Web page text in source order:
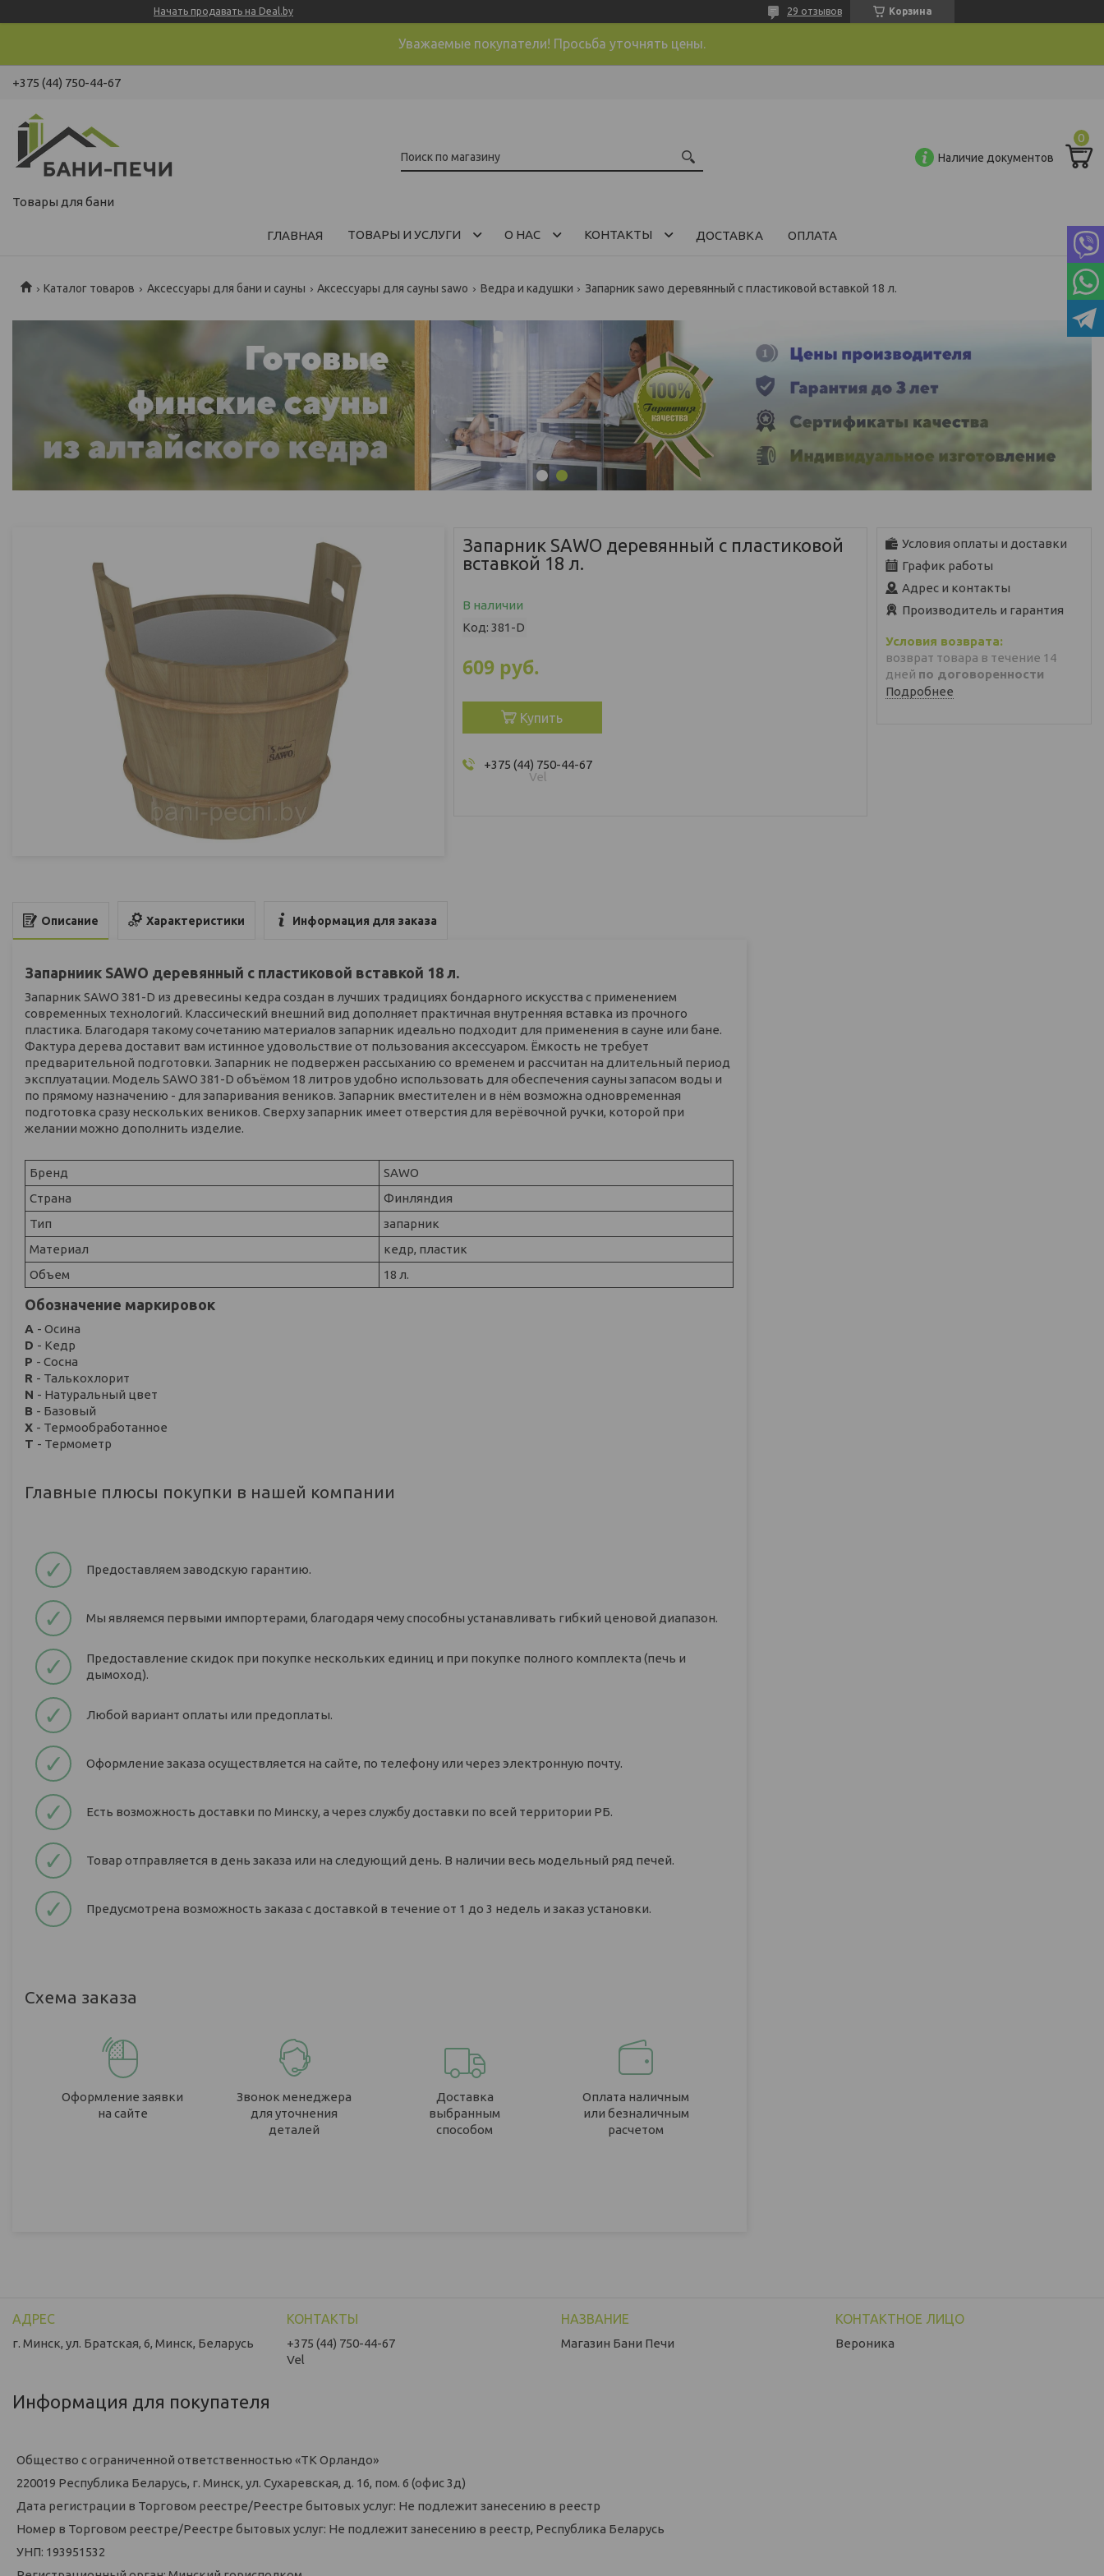
Начать продавать на Deal.by Корзина
29 отзывов
Уважаемые покупатели! Просьба уточнять цены.
+375 (44) 750-44-67
Товары для бани
Наличие документов
ГЛАВНАЯ ТОВАРЫ И УСЛУГИ О НАС КОНТАКТЫ ДОСТАВКА ОПЛАТА
Каталог товаров Аксессуары для бани и сауны Аксессуары для сауны sawo Ведра и кадушки Запарник sawo деревянный с пластиковой вставкой 18 л.
Запарник SAWO деревянный с пластиковой
вставкой 18 л.
В наличии
Код: 381-D
609 руб.
Купить
+375 (44) 750-44-67
Vel
Условия оплаты и доставки
График работы
Адрес и контакты
Производитель и гарантия
возврат товара в течение 14
дней по договоренности
Подробнее
Описание Характеристики Информация для заказа
Запарниик SAWO деревянный с пластиковой вставкой 18 л.
Запарник SAWO 381-D из древесины кедра создан в лучших традициях бондарного искусства с применением
современных технологий. Классический внешний вид дополняет практичная внутренняя вставка из прочного
пластика. Благодаря такому сочетанию материалов запарник идеально подходит для применения в сауне или бане.
Фактура дерева доставит вам истинное удовольствие от пользования аксессуаром. Ёмкость не требует
предварительной подготовки. Запарник не подвержен рассыханию со временем и рассчитан на длительный период
эксплуатации. Модель SAWO 381-D объёмом 18 литров удобно использовать для обеспечения сауны запасом воды и
по прямому назначению - для запаривания веников. Запарник вместителен и в нём возможна одновременная
подготовка сразу нескольких веников. Сверху запарник имеет отверстия для верёвочной ручки, которой при
желании можно дополнить изделие.
Бренд
SAWO
Страна
Финляндия
Тип
запарник
Материал
кедр, пластик
Объем
18 л.
Обозначение маркировок
A - Осина
D - Кедр
P - Сосна
R - Талькохлорит
N - Натуральный цвет
B - Базовый
X - Термообработанное
Т - Термометр
Главные плюсы покупки в нашей компании
✓ Предоставляем заводскую гарантию.
✓ Мы являемся первыми импортерами, благодаря чему способны устанавливать гибкий ценовой диапазон.
✓
Предоставление скидок при покупке нескольких единиц и при покупке полного комплекта (печь и
дымоход).
✓ Любой вариант оплаты или предоплаты.
✓ Оформление заказа осуществляется на сайте, по телефону или через электронную почту.
✓ Есть возможность доставки по Минску, а через службу доставки по всей территории РБ.
✓ Товар отправляется в день заказа или на следующий день. В наличии весь модельный ряд печей.
✓ Предусмотрена возможность заказа с доставкой в течение от 1 до 3 недель и заказ установки.
Схема заказа
Оформление заявки
на сайте
Звонок менеджера
для уточнения
деталей
Доставка
выбранным
способом
Оплата наличным
или безналичным
расчетом
г. Минск, ул. Братская, 6, Минск, Беларусь
+375 (44) 750-44-67
Vel
Магазин Бани Печи Вероника
Информация для покупателя
Общество с ограниченной ответственностью «ТК Орландо»
220019 Республика Беларусь, г. Минск, ул. Сухаревская, д. 16, пом. 6 (офис 3д)
Дата регистрации в Торговом реестре/Реестре бытовых услуг: Не подлежит занесению в реестр
Номер в Торговом реестре/Реестре бытовых услуг: Не подлежит занесению в реестр, Республика Беларусь
УНП: 193951532